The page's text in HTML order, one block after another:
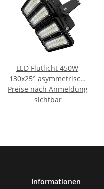
LED Flutlicht 450W,
130x25° asymmetrisch,
variabel, DALI dimmbar,
warmweiß, IP66
Preise nach Anmeldung
sichtbar
Informationen